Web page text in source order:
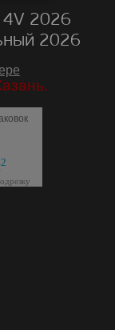
4V 2026
2026
2